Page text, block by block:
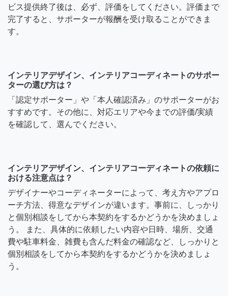
ビス提供終了後は、必ず、評価をしてください。評価まで
完了すると、サポーターが報酬を受け取ることができま
す。
インテリアデザイン、インテリアコーディネートのサポー
ターの選び方は？
「認定サポーター」や「本人確認済み」のサポーターがお
すすめです。その他に、対応エリアや今までの評価/実績
を確認して、選んでください。
インテリアデザイン、インテリアコーディネートの依頼に
おける注意点は？
デザイナーやコーディネーターによって、考え方やアプロ
ーチ方法、得意なデザインが違います。事前に、しっかり
と個別相談をしてから本契約をするかどうかを決めましょ
う。 また、具体的に依頼したい内容や日時、場所、交通
費や駐車料金、雑費も含んだ料金の確認など、しっかりと
個別相談をしてから本契約をするかどうかを決めましょ
う。